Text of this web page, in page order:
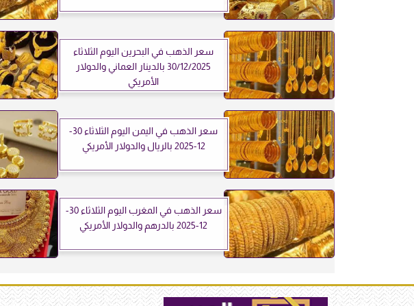
سعر الذهب في البحرين اليوم الثلاثاء
30/12/2025 بالدينار العماني والدولار
الأمريكي
سعر الذهب في اليمن اليوم الثلاثاء 30-
12-2025 بالريال والدولار الأمريكي
سعر الذهب في المغرب اليوم الثلاثاء 30-
12-2025 بالدرهم والدولار الأمريكي